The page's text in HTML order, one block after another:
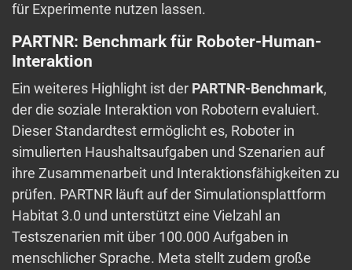
für Experimente nutzen lassen.
PARTNR: Benchmark für Roboter-Human-
Interaktion
Ein weiteres Highlight ist der PARTNR-Benchmark,
der die soziale Interaktion von Robotern evaluiert.
Dieser Standardtest ermöglicht es, Roboter in
simulierten Haushaltsaufgaben und Szenarien auf
ihre Zusammenarbeit und Interaktionsfähigkeiten zu
prüfen. PARTNR läuft auf der Simulationsplattform
Habitat 3.0 und unterstützt eine Vielzahl an
Testszenarien mit über 100.000 Aufgaben in
menschlicher Sprache. Meta stellt zudem große